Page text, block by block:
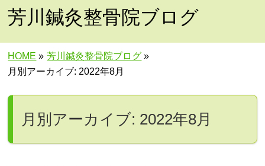
芳川鍼灸整骨院ブログ
HOME » 芳川鍼灸整骨院ブログ »
月別アーカイブ: 2022年8月
月別アーカイブ: 2022年8月